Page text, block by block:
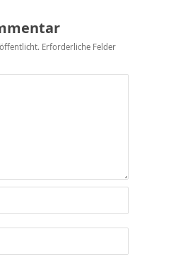
Erforderliche Felder